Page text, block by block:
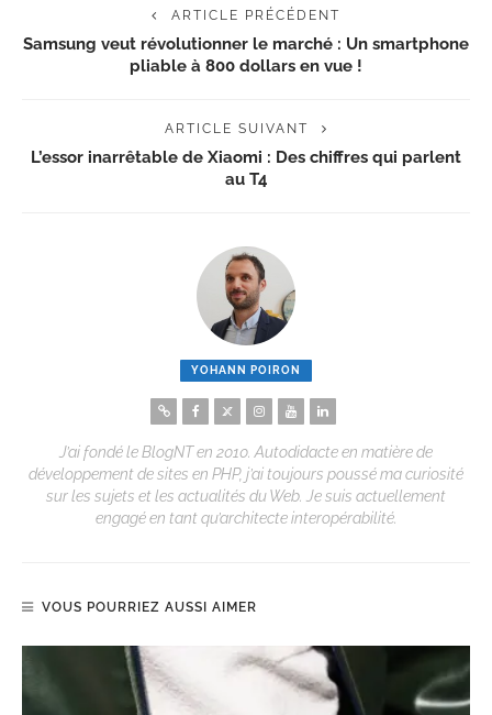
ARTICLE PRÉCÉDENT
Samsung veut révolutionner le marché : Un smartphone
pliable à 800 dollars en vue !
ARTICLE SUIVANT
L’essor inarrêtable de Xiaomi : Des chiffres qui parlent
au T4
YOHANN POIRON
J’ai fondé le BlogNT en 2010. Autodidacte en matière de
développement de sites en PHP, j’ai toujours poussé ma curiosité
sur les sujets et les actualités du Web. Je suis actuellement
engagé en tant qu’architecte interopérabilité.
VOUS POURRIEZ AUSSI AIMER